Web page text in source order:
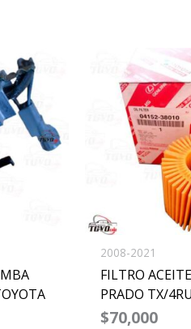
2008-2021
FILTRO
PRADO TX/
$70,000